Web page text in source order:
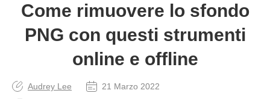
Come rimuovere lo sfondo
PNG con questi strumenti
online e offline
Audrey Lee
21 Marzo 2022